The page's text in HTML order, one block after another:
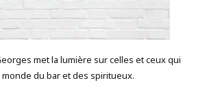
met la lumière sur celles et ceux qui
du bar et des spiritueux.